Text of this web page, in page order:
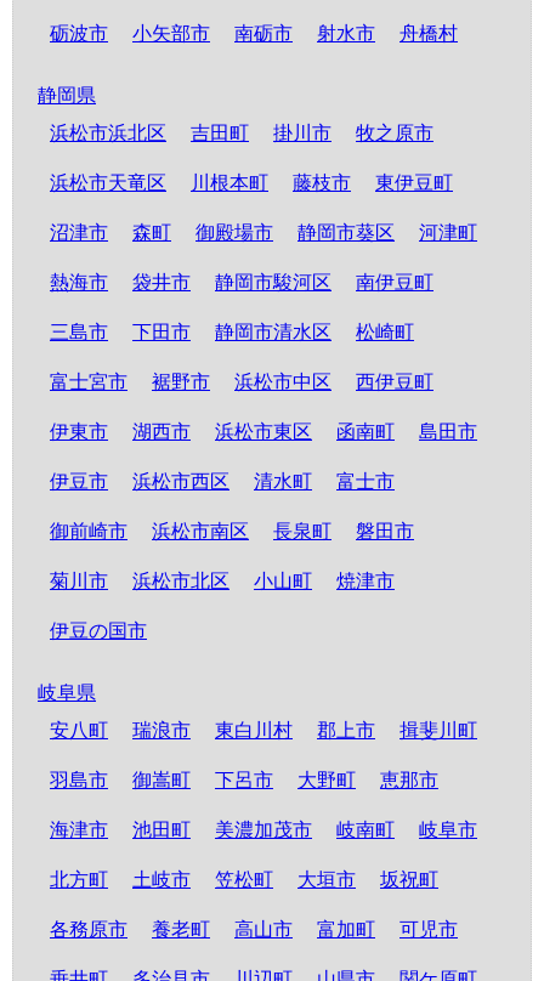
砺波市 小矢部市 南砺市 射水市 舟橋村
静岡県
浜松市浜北区
吉田町 掛川市 牧之原市
浜松市天竜区 川根本町 藤枝市 東伊豆町
沼津市 森町 御殿場市 静岡市葵区 河津町
熱海市 袋井市 静岡市駿河区 南伊豆町
三島市 下田市 静岡市清水区 松崎町
富士宮市 裾野市 浜松市中区 西伊豆町
伊東市 湖西市 浜松市東区 函南町 島田市
伊豆市 浜松市西区 清水町 富士市
御前崎市 浜松市南区 長泉町 磐田市
菊川市 浜松市北区 小山町 焼津市
伊豆の国市
岐阜県
安八町
瑞浪市 東白川村 郡上市 揖斐川町
羽島市 御嵩町 下呂市 大野町 恵那市
海津市 池田町 美濃加茂市 岐南町 岐阜市
北方町 土岐市 笠松町 大垣市 坂祝町
各務原市 養老町 高山市 富加町 可児市